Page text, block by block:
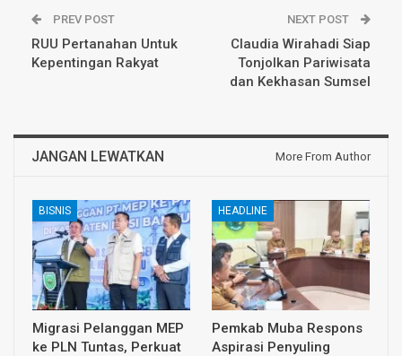
PREV POST
RUU Pertanahan Untuk
Kepentingan Rakyat
NEXT POST
Claudia Wirahadi Siap
Tonjolkan Pariwisata
dan Kekhasan Sumsel
JANGAN LEWATKAN More From Author
BISNIS
Migrasi Pelanggan MEP
ke PLN Tuntas, Perkuat
HEADLINE
Pemkab Muba Respons
Aspirasi Penyuling